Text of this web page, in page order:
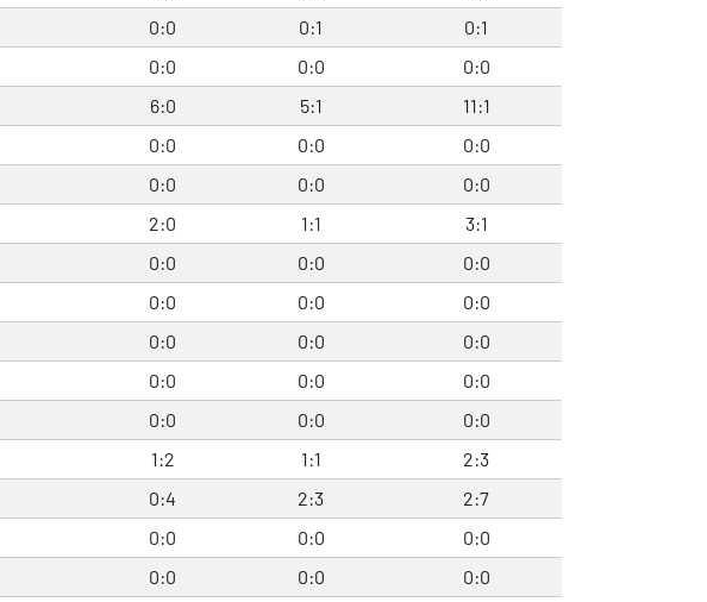
0:0 0:1
0:1
0:0 0:0
0:0
6:0 5:1
11:1
0:0 0:0
0:0
0:0 0:0
0:0
2:0 1:1
3:1
0:0 0:0
0:0
0:0 0:0
0:0
0:0 0:0
0:0
0:0 0:0
0:0
0:0 0:0
0:0
1:2 1:1
2:3
0:4 2:3
2:7
0:0 0:0
0:0
0:0 0:0
0:0